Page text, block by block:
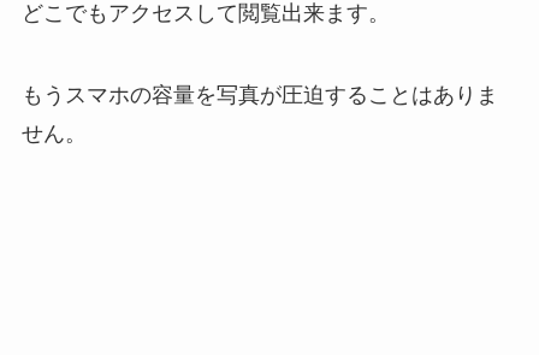
どこでもアクセスして閲覧出来ます。
もうスマホの容量を写真が圧迫することはありま
せん。